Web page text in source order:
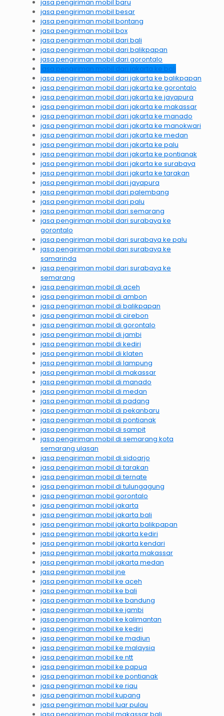
jasa pengiriman mobil baru
jasa pengiriman mobil besar
jasa pengiriman mobil bontang
jasa pengiriman mobil box
jasa pengiriman mobil dari bali
jasa pengiriman mobil dari balikpapan
jasa pengiriman mobil dari gorontalo
jasa pengiriman mobil dari jakarta ke bali
jasa pengiriman mobil dari jakarta ke balikpapan
jasa pengiriman mobil dari jakarta ke gorontalo
jasa pengiriman mobil dari jakarta ke jayapura
jasa pengiriman mobil dari jakarta ke makassar
jasa pengiriman mobil dari jakarta ke manado
jasa pengiriman mobil dari jakarta ke manokwari
jasa pengiriman mobil dari jakarta ke medan
jasa pengiriman mobil dari jakarta ke palu
jasa pengiriman mobil dari jakarta ke pontianak
jasa pengiriman mobil dari jakarta ke surabaya
jasa pengiriman mobil dari jakarta ke tarakan
jasa pengiriman mobil dari jayapura
jasa pengiriman mobil dari palembang
jasa pengiriman mobil dari palu
jasa pengiriman mobil dari semarang
jasa pengiriman mobil dari surabaya ke
gorontalo
jasa pengiriman mobil dari surabaya ke palu
jasa pengiriman mobil dari surabaya ke
samarinda
jasa pengiriman mobil dari surabaya ke
semarang
jasa pengiriman mobil di aceh
jasa pengiriman mobil di ambon
jasa pengiriman mobil di balikpapan
jasa pengiriman mobil di cirebon
jasa pengiriman mobil di gorontalo
jasa pengiriman mobil di jambi
jasa pengiriman mobil di kediri
jasa pengiriman mobil di klaten
jasa pengiriman mobil di lampung
jasa pengiriman mobil di makassar
jasa pengiriman mobil di manado
jasa pengiriman mobil di medan
jasa pengiriman mobil di padang
jasa pengiriman mobil di pekanbaru
jasa pengiriman mobil di pontianak
jasa pengiriman mobil di sampit
jasa pengiriman mobil di semarang kota
semarang ulasan
jasa pengiriman mobil di sidoarjo
jasa pengiriman mobil di tarakan
jasa pengiriman mobil di ternate
jasa pengiriman mobil di tulungagung
jasa pengiriman mobil gorontalo
jasa pengiriman mobil jakarta
jasa pengiriman mobil jakarta bali
jasa pengiriman mobil jakarta balikpapan
jasa pengiriman mobil jakarta kediri
jasa pengiriman mobil jakarta kendari
jasa pengiriman mobil jakarta makassar
jasa pengiriman mobil jakarta medan
jasa pengiriman mobil jne
jasa pengiriman mobil ke aceh
jasa pengiriman mobil ke bali
jasa pengiriman mobil ke bandung
jasa pengiriman mobil ke jambi
jasa pengiriman mobil ke kalimantan
jasa pengiriman mobil ke kediri
jasa pengiriman mobil ke madiun
jasa pengiriman mobil ke malaysia
jasa pengiriman mobil ke ntt
jasa pengiriman mobil ke papua
jasa pengiriman mobil ke pontianak
jasa pengiriman mobil ke riau
jasa pengiriman mobil kupang
jasa pengiriman mobil luar pulau